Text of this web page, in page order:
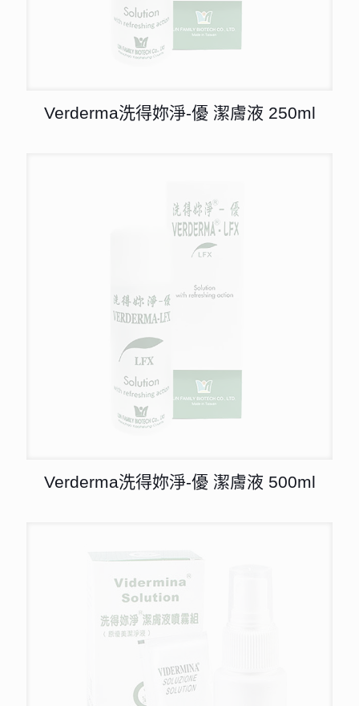
Verderma洗得妳淨-優 潔膚液 250ml
Verderma洗得妳淨-優 潔膚液 500ml